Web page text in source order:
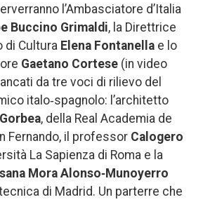
l’Ambasciatore d’Italia
Buccino Grimaldi, la Direttrice
di Cultura Elena Fontanella e lo
Gaetano Cortese (in video
da tre voci di rilievo del
italo‑spagnolo: l’architetto
, della Real Academia de
Fernando, il professor Calogero
La Sapienza di Roma e la
Mora Alonso‑Munoyerro
di Madrid. Un parterre che